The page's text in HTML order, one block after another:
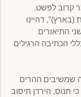
צריך להיות “משפילי”. 2. יותר קרוב לפשט.
דהיינו
התיאורים
הכתיבה הרגילים
שמשיבים ההרים
תנוס, הירדן תיסוב